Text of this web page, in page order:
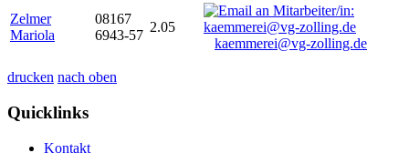
Zelmer
Mariola
08167
6943-57
2.05
kaemmerei@vg-zolling.de
drucken nach oben
Quicklinks
Kontakt